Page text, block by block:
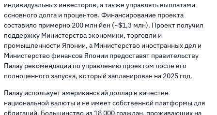
индивидуальных инвесторов, а также управлять выплатами
основного долга и процентов. Финансирование проекта
составило примерно 200 млн йен (~$1,3 млн). Проект получил
поддержку Министерства экономики, торговли и
промышленности Японии, а Министерство иностранных дел и
Министерство финансов Японии предоставят правительству
Палау рекомендации по управлению проектом после его
полноценного запуска, который запланирован на 2025 год.
Палау использует американский доллар в качестве
национальной валюты и не имеет собственной платформы для
облигаций. Большинство из 18 000 граждан, проживающих на